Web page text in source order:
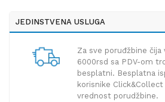
JEDINSTVENA USLUGA
Za sve poruđžbine
6000rsd sa PDV-om
besplatni. Besplatna
korisnike
vrednost porudžbine.